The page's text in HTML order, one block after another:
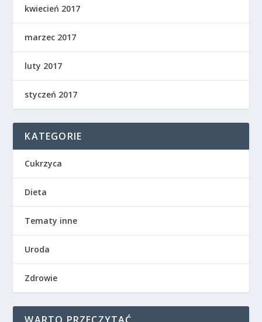
kwiecień 2017
marzec 2017
luty 2017
styczeń 2017
KATEGORIE
Cukrzyca
Dieta
Tematy inne
Uroda
Zdrowie